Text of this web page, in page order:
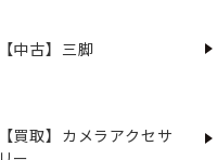
【中古】三脚
【買取】カメラアクセサ